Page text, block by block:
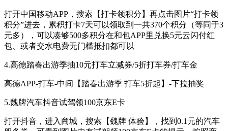
打开中国移动APP，搜索【打卡领积分】再点击图片“打卡领
积分”进去，累积打卡7天可以领取到一共370个积分（等同于3
元多），可以凑够500多积分在和包APP里兑换5元云闪付红
包、或者交水电费无门槛抵扣都可以
4.高德踏春出游季抽10元打车立减券/5折打车券/打车金
高德APP-打车-中间【踏春出游季 打车5折起】-下拉抽奖
5.魏牌汽车抖音试驾领100京东E卡
打开抖音，进入商城，搜索【魏牌 体验】，找到0.1元的汽车